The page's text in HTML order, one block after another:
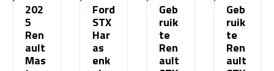
202
5
Ren
ault
Mas
Ford
STX
Har
as
enk
Geb
ruik
te
Ren
ault
Geb
ruik
te
Ren
ault